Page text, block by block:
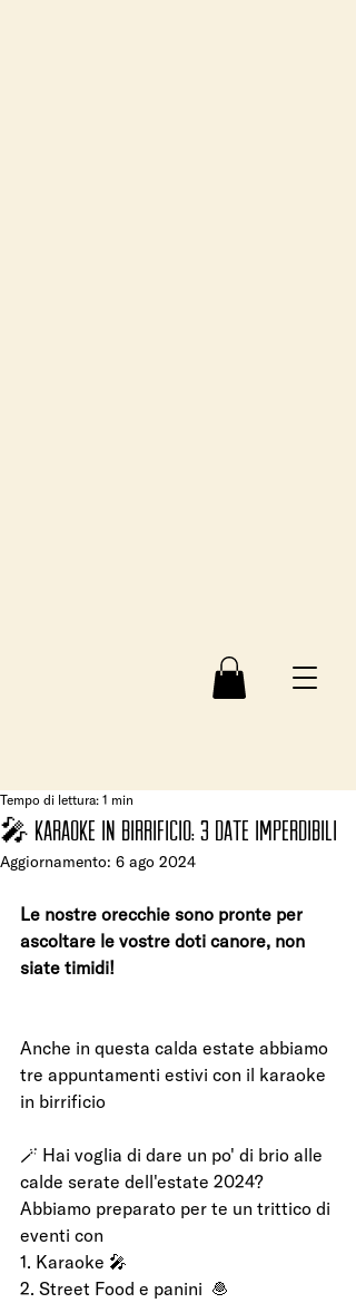
🎤 KARAOKE IN BIRRIFICIO: 3 date imperdibili
Tempo di lettura: 1 min
Aggiornamento: 6 ago 2024
Le nostre orecchie sono pronte per
ascoltare le vostre doti canore, non
siate timidi!
Anche in questa calda estate abbiamo
tre appuntamenti estivi con il karaoke
in birrificio
🪄 Hai voglia di dare un po' di brio alle
calde serate dell'estate 2024?
Abbiamo preparato per te un trittico di
eventi con
1. Karaoke 🎤
2. Street Food e panini  🧆